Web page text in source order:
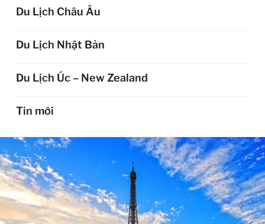
Du Lịch Châu Âu
Du Lịch Nhật Bản
Du Lịch Úc – New Zealand
Tin mới